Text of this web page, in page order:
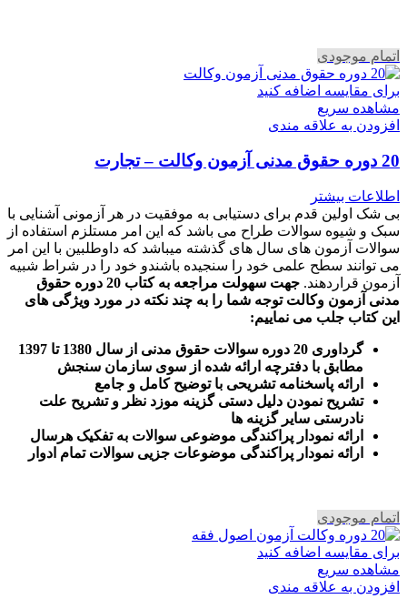
اتمام موجودی
برای مقایسه اضافه کنید
مشاهده سریع
افزودن به علاقه مندی
20 دوره حقوق مدنی آزمون وکالت – تجارت
اطلاعات بیشتر
بی شک اولین قدم برای دستیابی به موفقیت در هر آزمونی آشنایی با
سبک و شیوه سوالات طراح می باشد که این امر مستلزم استفاده از
سوالات آزمون های سال های گذشته میباشد که داوطلبین با این امر
می توانند سطح علمی خود را سنجیده باشندو خود را در شراط شبیه
آزمون قراردهند.
جهت سهولت مراجعه به کتاب 20 دوره حقوق
مدنی آزمون وکالت توجه شما را به چند نکته در مورد ویژگی های
این کتاب جلب می نماییم:
گرداوری 20 دوره سوالات حقوق مدنی از سال 1380 تا 1397
مطابق با دفترچه ارائه شده از سوی سازمان سنجش
ارائه پاسخنامه تشریحی با توضیح کامل و جامع
تشریح نمودن دلیل دستی گزینه موزد نظر و تشریح علت
نادرستی سایر گزینه ها
ارائه نمودار پراکندگی موضوعی سوالات به تفکیک هرسال
رائه نمودار پراکندگی موضوعات جزیی سوالات تمام ادوار
اتمام موجودی
برای مقایسه اضافه کنید
مشاهده سریع
افزودن به علاقه مندی